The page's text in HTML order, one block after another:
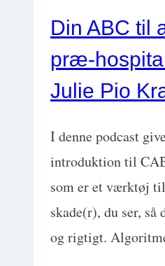
Din ABC til
præ-
Julie Pio
I denne podcast
introduktion til
som er et værktøj
skade(r), du ser, så
og rigtigt.